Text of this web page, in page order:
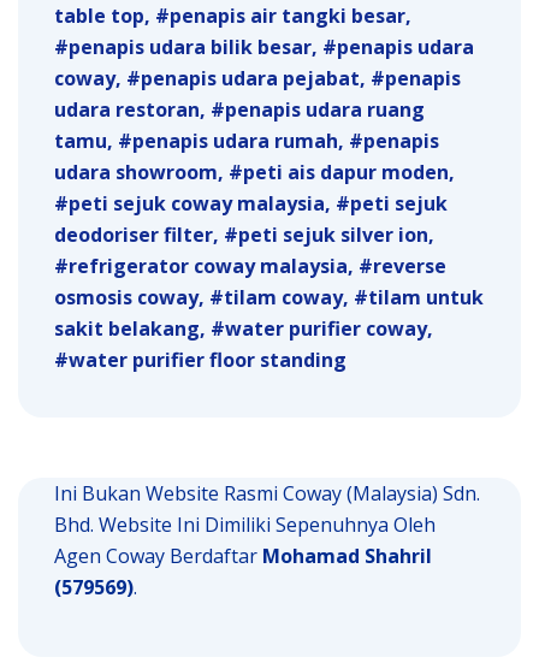
table top
penapis air tangki besar
penapis udara bilik besar
penapis udara
coway
penapis udara pejabat
penapis
udara restoran
penapis udara ruang
tamu
penapis udara rumah
penapis
udara showroom
peti ais dapur moden
peti sejuk coway malaysia
peti sejuk
deodoriser filter
peti sejuk silver ion
refrigerator coway malaysia
reverse
osmosis coway
tilam coway
tilam untuk
sakit belakang
water purifier coway
water purifier floor standing
Ini Bukan Website Rasmi Coway (Malaysia) Sdn.
Bhd. Website Ini Dimiliki Sepenuhnya Oleh
Agen Coway Berdaftar Mohamad Shahril
(579569).